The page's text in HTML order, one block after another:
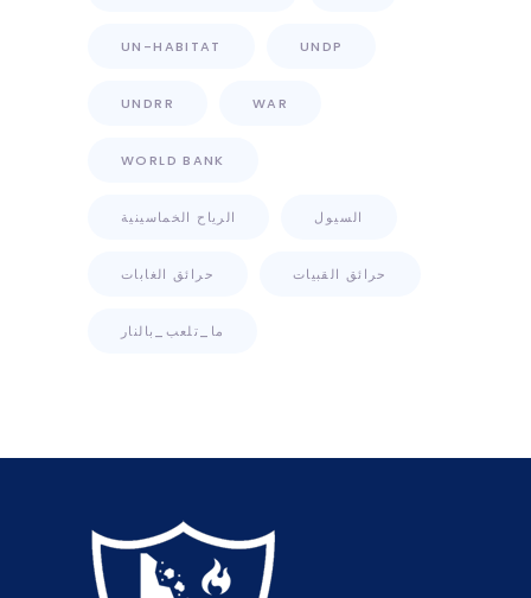
UN-HABITAT UNDP
UNDRR WAR
WORLD BANK
الرياح الخماسينية السيول
حرائق الغابات حرائق القبيات
ما_تلعب_بالنار